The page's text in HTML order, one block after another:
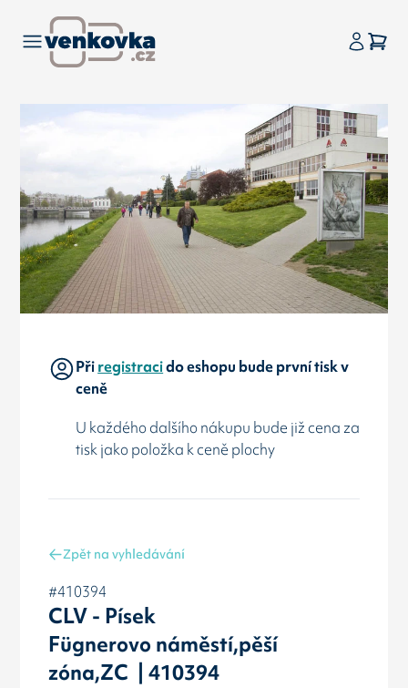
Přiregistracido eshopu bude první tisk v
ceně
U každého dalšího nákupu bude již cena za
tisk jako položka k ceně plochy
Zpět na vyhledávání
#410394
CLV - Písek
Fügnerovo náměstí,pěší
zóna,ZC | 410394